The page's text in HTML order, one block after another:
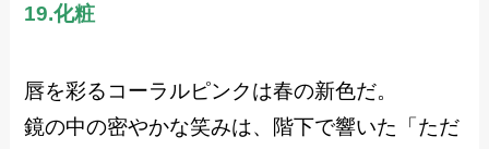
19.化粧
唇を彩るコーラルピンクは春の新色だ。
鏡の中の密やかな笑みは、階下で響いた「ただ